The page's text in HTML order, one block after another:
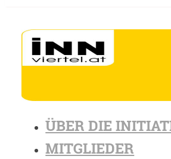
ÜBER DIE
MITGLIEDER